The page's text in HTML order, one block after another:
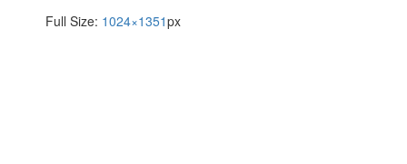
Full Size: 1024×1351px